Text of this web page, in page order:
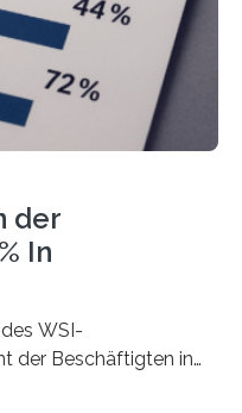
je…
der
In
WSI-
der Beschäftigten in